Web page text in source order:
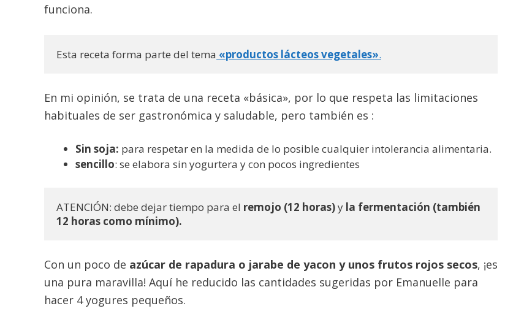
funciona.
Esta receta forma parte del tema «productos lácteos vegetales».
En mi opinión, se trata de una receta «básica», por lo que respeta las limitaciones
habituales de ser gastronómica y saludable, pero también es :
Sin soja: para respetar en la medida de lo posible cualquier intolerancia alimentaria.
sencillo: se elabora sin yogurtera y con pocos ingredientes
ATENCIÓN: debe dejar tiempo para el remojo (12 horas) y la fermentación (también
12 horas como mínimo).
Con un poco de azúcar de rapadura o jarabe de yacon y unos frutos rojos secos, ¡es
una pura maravilla! Aquí he reducido las cantidades sugeridas por Emanuelle para
hacer 4 yogures pequeños.